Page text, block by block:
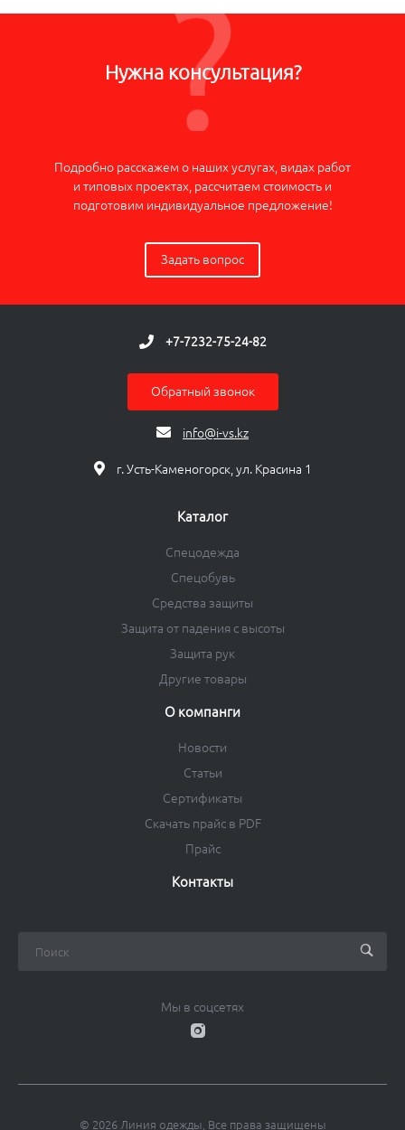
Нужна консультация?
Подробно расскажем о наших услугах, видах работ
и типовых проектах, рассчитаем стоимость и
подготовим индивидуальное предложение!
Задать вопрос
+7-7232-75-24-82
Обратный звонок
info@i-vs.kz
г. Усть-Каменогорск, ул. Красина 1
Каталог
Спецодежда
Спецобувь
Средства защиты
Защита от падения с высоты
Защита рук
Другие товары
О компанги
Новости
Статьи
Сертификаты
Скачать прайс в PDF
Прайс
Контакты
Мы в соцсетях
© 2026 Линия одежды, Все права защищены